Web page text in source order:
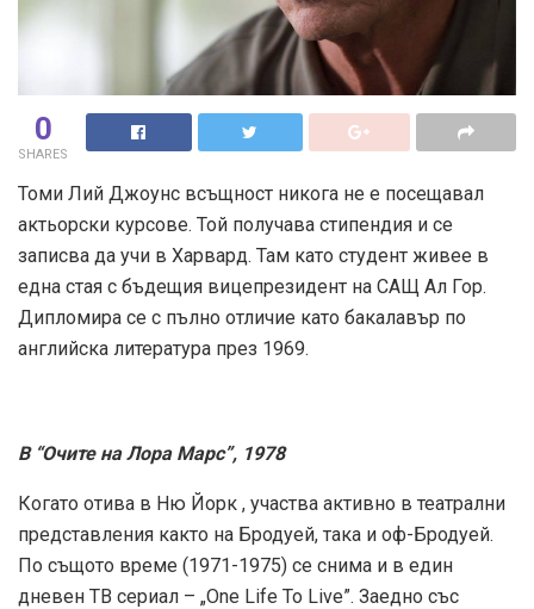
0
SHARES
Томи Лий Джоунс всъщност никога не е посещавал
актьорски курсове. Той получава стипендия и се
записва да учи в Харвард. Там като студент живее в
една стая с бъдещия вицепрезидент на САЩ Ал Гор.
Дипломира се с пълно отличие като бакалавър по
английска литература през 1969.
В “Очите на Лора Марс”, 1978
Когато отива в Ню Йорк , участва активно в театрални
представления както на Бродуей, така и оф-Бродуей.
По същото време (1971-1975) се снима и в един
дневен ТВ сериал – „One Life To Live”. Заедно със